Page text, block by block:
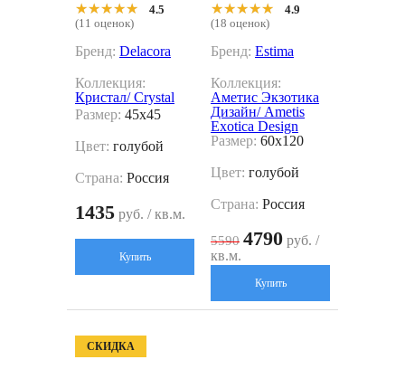
★★★★★
★★★★★
4.5
(11 оценок)
Бренд: Delacora
Коллекция:
Кристал/ Crystal
Размер: 45x45
Цвет: голубой
Страна: Россия
1435 руб. / кв.м.
Купить
w голубой 60x12
0
★★★★★
★★★★★
4.9
(18 оценок)
Бренд: Estima
Коллекция:
Аметис Экзотика
Дизайн/ Ametis
Exotica Design
Размер: 60x120
Цвет: голубой
Страна: Россия
5590 4790 руб. /
кв.м.
Купить
СКИДКА